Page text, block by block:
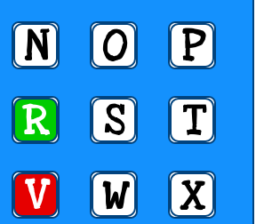
N O
P
R S
T
V W
X